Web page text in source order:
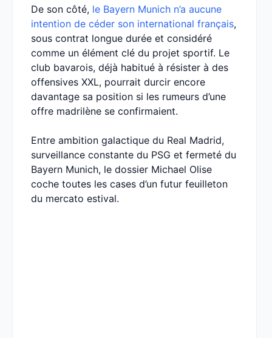
De son côté, le Bayern Munich n’a aucune
intention de céder son international français,
sous contrat longue durée et considéré
comme un élément clé du projet sportif. Le
club bavarois, déjà habitué à résister à des
offensives XXL, pourrait durcir encore
davantage sa position si les rumeurs d’une
offre madrilène se confirmaient.
Entre ambition galactique du Real Madrid,
surveillance constante du PSG et fermeté du
Bayern Munich, le dossier Michael Olise
coche toutes les cases d’un futur feuilleton
du mercato estival.